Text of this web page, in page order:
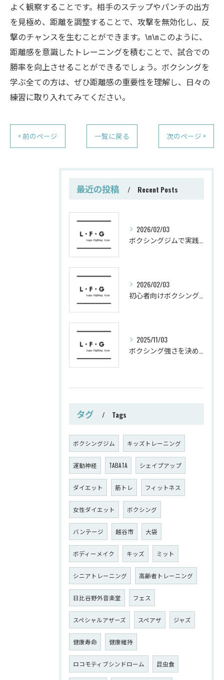
よく観察することです。相手のステップやパンチの出方
を見極め、距離を調整することで、攻撃を無効化し、反
撃のチャンスを生むことができます。\n\nこのように、
距離感を意識したトレーニングを積むことで、試合での
勝率を向上させることができるでしょう。ボクシングを
学ぶ全ての方は、ぜひ距離感の重要性を理解し、日々の
練習に取り入れてみてください。
< 前のページ 一覧に戻る 次のページ >
最近の投稿 Recent Posts
2026/02/03
2026/02/03
2025/11/03
タグ Tags
ボクシングジム キッズトレーニング
運動神経 TABATA シェイプアップ
ダイエット 筋トレ フィットネス
女性ダイエット ボクシング
バンテージ 越谷市 大袋
ボディーメイク キッズ ミット
シニアトレーニング 高齢者トレーニング
日比谷野外音楽堂 フェス
スペシャルアザーズ スペアザ ジャズ
健康寿命 健康維持
ロコモティブシンドローム 昆虫食